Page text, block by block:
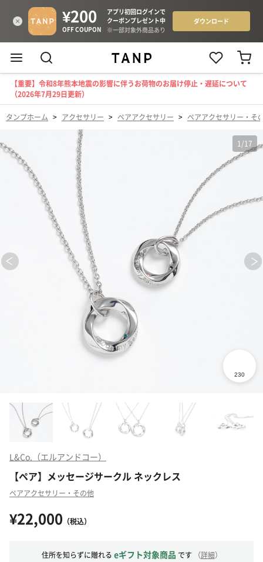
【重要】令和8年熊本地震の影響に伴うお荷物のお届け停止・遅延について
（2026年7月29日更新）
タンプホーム > アクセサリー > ペアアクセサリー > ペアアクセサリー・そ
1 /17
L&Co.（エルアンドコー）
【ペア】メッセージサークル ネックレス
ペアアクセサリー・その他
¥22,000 （税込）
住所を知らずに贈れる eギフト対象商品 です （詳細）